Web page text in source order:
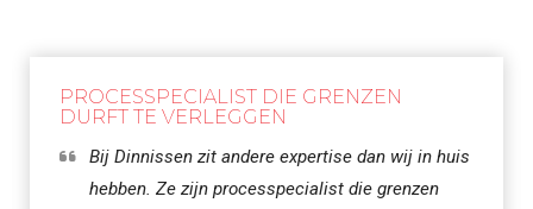
PROCESSPECIALIST DIE GRENZEN
DURFT TE VERLEGGEN
Bij Dinnissen zit andere expertise dan wij in huis
hebben. Ze zijn processpecialist die grenzen